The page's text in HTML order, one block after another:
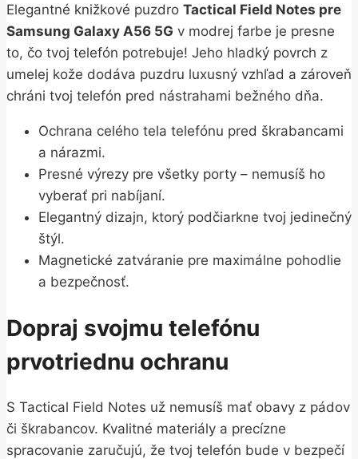
Elegantné knižkové puzdro Tactical Field Notes pre
Samsung Galaxy A56 5G v modrej farbe je presne
to, čo tvoj telefón potrebuje! Jeho hladký povrch z
umelej kože dodáva puzdru luxusný vzhľad a zároveň
chráni tvoj telefón pred nástrahami bežného dňa.
Ochrana celého tela telefónu pred škrabancami
a nárazmi.
Presné výrezy pre všetky porty – nemusíš ho
vyberať pri nabíjaní.
Elegantný dizajn, ktorý podčiarkne tvoj jedinečný
štýl.
Magnetické zatváranie pre maximálne pohodlie
a bezpečnosť.
Dopraj svojmu telefónu
prvotriednu ochranu
S Tactical Field Notes už nemusíš mať obavy z pádov
či škrabancov. Kvalitné materiály a precízne
spracovanie zaručujú, že tvoj telefón bude v bezpečí